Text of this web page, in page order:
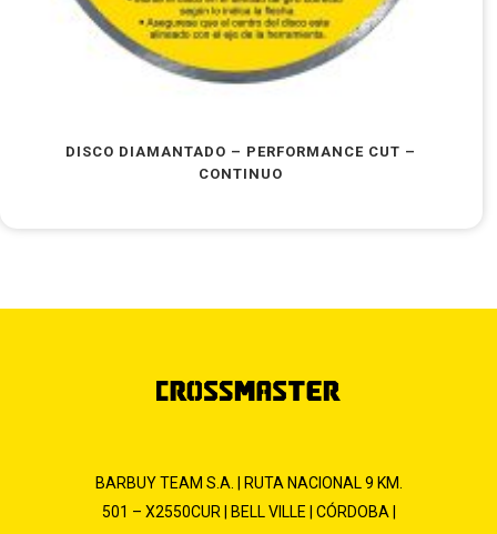
DISCO DIAMANTADO – PERFORMANCE CUT –
CONTINUO
BARBUY TEAM S.A. | RUTA NACIONAL 9 KM.
501 – X2550CUR | BELL VILLE | CÓRDOBA |